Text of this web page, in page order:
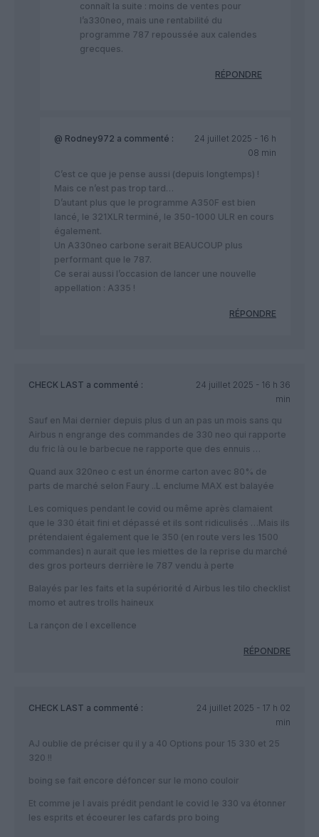
connaît la suite : moins de ventes pour
l’a330neo, mais une rentabilité du
programme 787 repoussée aux calendes
grecques.
RÉPONDRE
@ Rodney972 a commenté :
24 juillet 2025 - 16 h
08 min
C’est ce que je pense aussi (depuis longtemps) !
Mais ce n’est pas trop tard…
D’autant plus que le programme A350F est bien
lancé, le 321XLR terminé, le 350-1000 ULR en cours
également.
Un A330neo carbone serait BEAUCOUP plus
performant que le 787.
Ce serai aussi l’occasion de lancer une nouvelle
appellation : A335 !
RÉPONDRE
CHECK LAST a commenté :
24 juillet 2025 - 16 h 36
min
Sauf en Mai dernier depuis plus d un an pas un mois sans qu
Airbus n engrange des commandes de 330 neo qui rapporte
du fric là ou le barbecue ne rapporte que des ennuis …
Quand aux 320neo c est un énorme carton avec 80% de
parts de marché selon Faury ..L enclume MAX est balayée
Les comiques pendant le covid ou même après clamaient
que le 330 était fini et dépassé et ils sont ridiculisés …Mais ils
prétendaient également que le 350 (en route vers les 1500
commandes) n aurait que les miettes de la reprise du marché
des gros porteurs derrière le 787 vendu à perte
Balayés par les faits et la supériorité d Airbus les tilo checklist
momo et autres trolls haineux
La rançon de l excellence
RÉPONDRE
CHECK LAST a commenté :
24 juillet 2025 - 17 h 02
min
AJ oublie de préciser qu il y a 40 Options pour 15 330 et 25
320 !!
boing se fait encore défoncer sur le mono couloir
Et comme je l avais prédit pendant le covid le 330 va étonner
les esprits et écoeurer les cafards pro boing